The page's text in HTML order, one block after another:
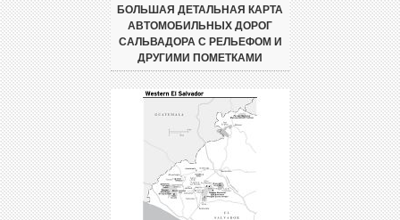
БОЛЬШАЯ ДЕТАЛЬНАЯ КАРТА
АВТОМОБИЛЬНЫХ ДОРОГ
САЛЬВАДОРА С РЕЛЬЕФОМ И
ДРУГИМИ ПОМЕТКАМИ